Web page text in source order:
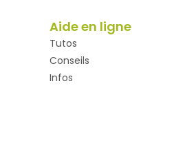
Aide en ligne
Tutos
Conseils
Infos